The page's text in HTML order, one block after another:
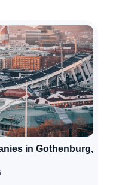
in Gothenburg,